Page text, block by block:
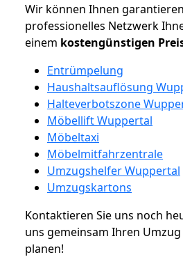
Wir können Ihnen
professionelles Netzwerk
einem kostengünstigen
Entrümpelung
Haushaltsauflösung
Halteverbotszone
Möbellift Wuppertal
Möbeltaxi
Möbelmitfahrzentrale
Umzugshelfer Wuppertal
Umzugskartons
Kontaktieren Sie uns noch
uns gemeinsam Ihren
planen!